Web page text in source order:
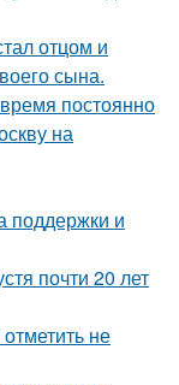
отцом и
сына.
постоянно
на
поддержки и
почти 20 лет
не